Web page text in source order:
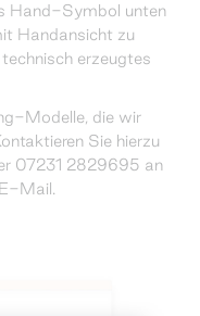
Hand-Symbol unten
Handansicht zu
erzeugtes
Modelle, die wir
Sie hierzu
07231 2829695 an
Mail.